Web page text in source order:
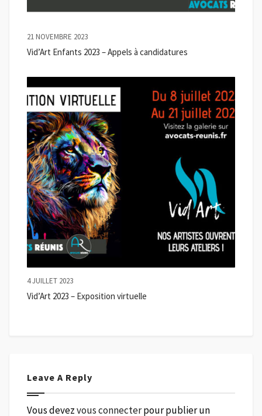
21 NOVEMBRE 2023
Vid’Art Enfants 2023 – Appels à candidatures
4 JUILLET 2023
Vid’Art 2023 – Exposition virtuelle
Leave A Reply
Vous devezvous connecterpour publier un